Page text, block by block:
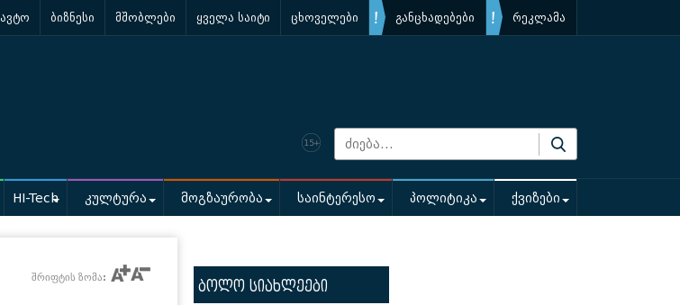
ავტო ბიზნესი მშობლები ყველა საიტი ცხოველები განცხადებები რეკლამა
HI-Tech კულტურა მოგზაურობა საინტერესო პოლიტიკა ქვიზები
შრიფტის ზომა: ბოლო სიახლეები